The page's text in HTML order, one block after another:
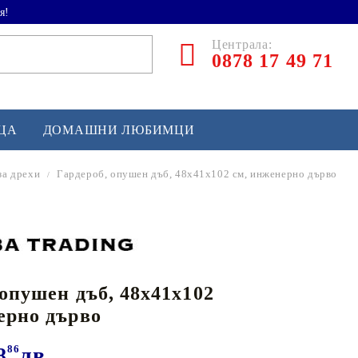
Централа:
0878 17 49 71
и софтбол
и лакрос
спортно оборудване
ДОМАШНИ ЛЮБИМЦИ
дрехи Гардероб, опушен дъб, 48x41x102 см, инженерно дърво
дъб, 48x41x102
дърво
86